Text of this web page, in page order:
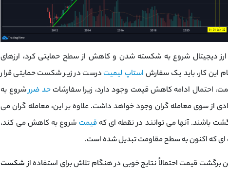
ارز دیجیتال شروع به شکسته شدن و کاهش از سطح حمایتی کرد، ارزهای
این کار، باید یک سفارش استاپ لیمیت درست در زیر شکست حمایتی قرار
ادامه کاهش قیمت وجود دارد، زیرا سفارشاتحد ضررشروع به
از سوی معامله گران وجود خواهد داشت. علاوه بر این، معامله گران می
باشند. آنها می توانند در نقطه ای کهقیمت شروع به کاهش می کند،
ای که اکنون به سطح مقاومت تبدیل شده است.
برگشت قیمت احتمالاً نتایج خوبی در هنگام تلاش برای استفاده ازشکست